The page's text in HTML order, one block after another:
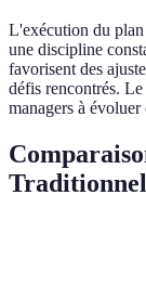
L'exécution du plan
une discipline
favorisent des
défis rencontrés.
managers à